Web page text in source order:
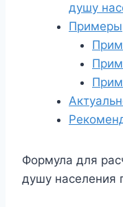
душу
Примеры
Формула для
душу населения